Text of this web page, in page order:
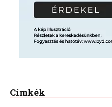
Címkék